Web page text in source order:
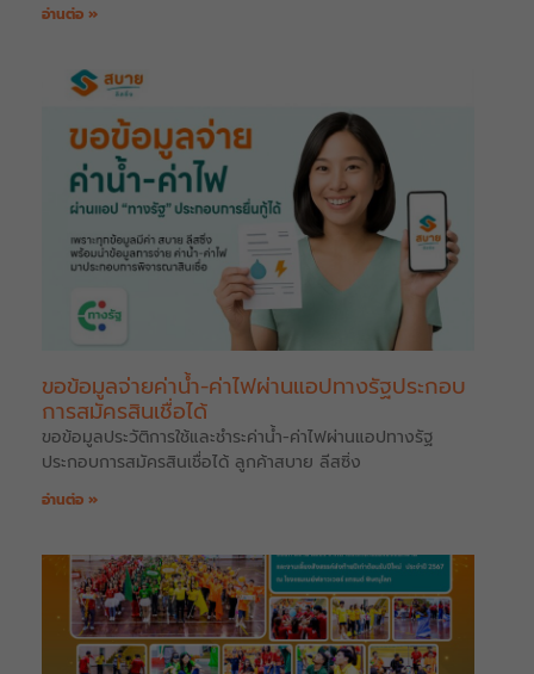
อ่านต่อ »
ขอข้อมูลจ่ายค่าน้ำ-ค่าไฟผ่านแอปทางรัฐประกอบ
การสมัครสินเชื่อได้
ขอข้อมูลประวัติการใช้และชำระค่าน้ำ-ค่าไฟผ่านแอปทางรัฐ
ประกอบการสมัครสินเชื่อได้ ลูกค้าสบาย ลีสซิ่ง
อ่านต่อ »